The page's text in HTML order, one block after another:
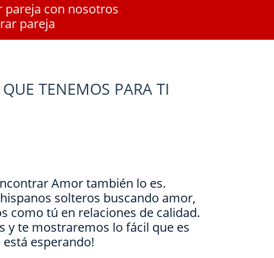
pareja con nosotros
pareja
TENEMOS PARA TI
Amor también lo es.
solteros buscando amor,
como tú en relaciones de calidad.
y te mostraremos lo fácil que es
esperando!